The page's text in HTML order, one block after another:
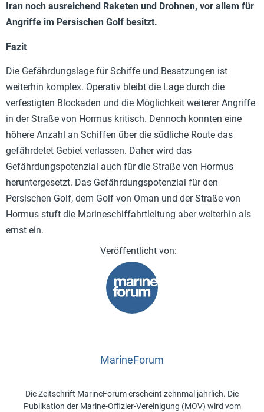
Iran noch ausreichend Raketen und Drohnen, vor allem für
Angriffe im Persischen Golf besitzt.
Fazit
Die Gefährdungslage für Schiffe und Besatzungen ist
weiterhin komplex. Operativ bleibt die Lage durch die
verfestigten Blockaden und die Möglichkeit weiterer Angriffe
in der Straße von Hormus kritisch. Dennoch konnten eine
höhere Anzahl an Schiffen über die südliche Route das
gefährdetet Gebiet verlassen. Daher wird das
Gefährdungspotenzial auch für die Straße von Hormus
heruntergesetzt. Das Gefährdungspotenzial für den
Persischen Golf, dem Golf von Oman und der Straße von
Hormus stuft die Marineschiffahrtleitung aber weiterhin als
ernst ein.
MarineForum
Die Zeitschrift MarineForum erscheint zehnmal jährlich. Die
Publikation der Marine-Offizier-Vereinigung (MOV) wird vom